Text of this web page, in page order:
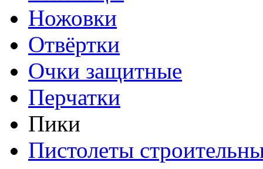
Ножовки
Отвёртки
Очки защитные
Перчатки
Пики
Пистолеты